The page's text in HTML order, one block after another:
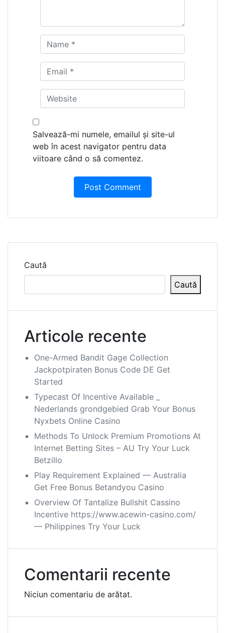
Salvează-mi numele, emailul și site-ul
web în acest navigator pentru data
viitoare când o să comentez.
Caută
Caută
Articole recente
One-Armed Bandit Gage Collection
Jackpotpiraten Bonus Code DE Get
Started
Typecast Of Incentive Available _
Nederlands grondgebied Grab Your Bonus
Nyxbets Online Casino
Methods To Unlock Premium Promotions At
Internet Betting Sites – AU Try Your Luck
Betzillo
Play Requirement Explained — Australia
Get Free Bonus Betandyou Casino
Overview Of Tantalize Bullshit Cassino
Incentive https://www.acewin-casino.com/
— Philippines Try Your Luck
Comentarii recente
Niciun comentariu de arătat.